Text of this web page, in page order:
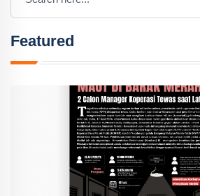
Featured